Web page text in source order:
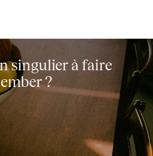
singulier à faire
?